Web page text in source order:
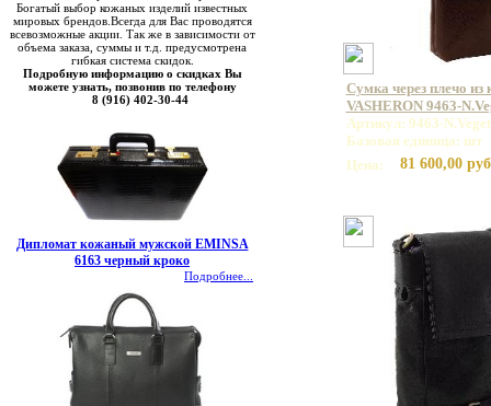
Богатый выбор кожаных изделий известных
мировых брендов.Всегда для Вас проводятся
всевозможные акции. Так же в зависимости от
объема заказа, суммы и т.д. предусмотрена
гибкая система скидок.
Подробную информацию о скидках Вы
можете узнать, позвонив по телефону
8 (916) 402-30-44
Дипломат кожаный мужской EMINSA
6163 черный кроко
Подробнее...
Сумка через плечо
VASHERON 9463-
Артикул: 9463-
Базовая единица: шт
Цена:
81 600,00